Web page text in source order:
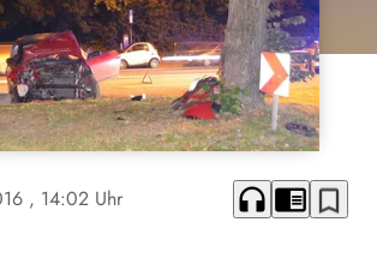
, 14:02 Uhr headphones chrome_reader_mode bookmark_border